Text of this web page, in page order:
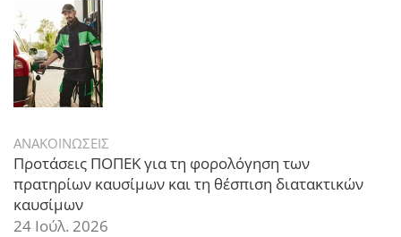
ΑΝΑΚΟΙΝΩΣΕΙΣ
Προτάσεις ΠΟΠΕΚ για τη φορολόγηση των
πρατηρίων καυσίμων και τη θέσπιση διατακτικών
καυσίμων
24 Ιούλ. 2026